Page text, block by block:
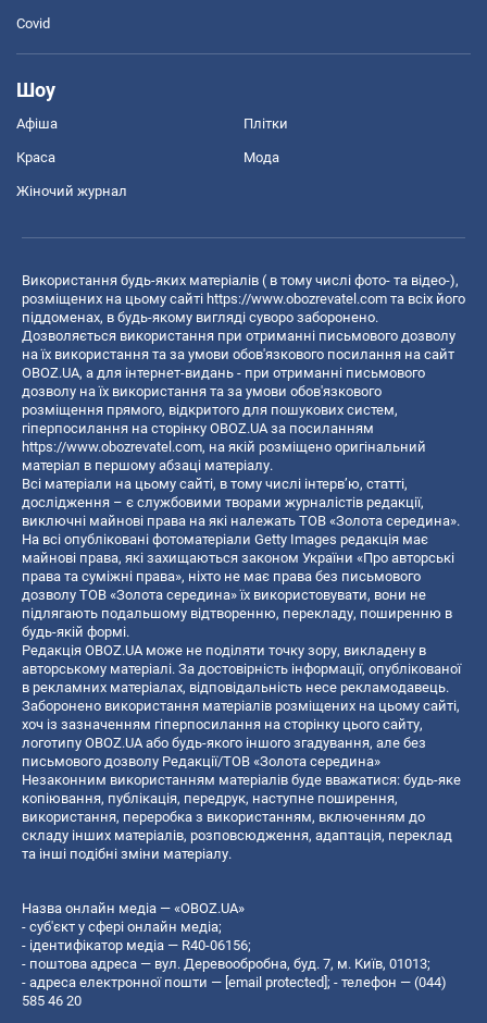
Covid
Шоу
Афіша Плітки
Краса Мода
Жіночий журнал
Використання будь-яких матеріалів ( в тому числі фото- та відео-),
розміщених на цьому сайті https://www.obozrevatel.com та всіх його
піддоменах, в будь-якому вигляді суворо заборонено.
Дозволяється використання при отриманні письмового дозволу
на їх використання та за умови обов'язкового посилання на сайт
OBOZ.UA, а для інтернет-видань - при отриманні письмового
дозволу на їх використання та за умови обов'язкового
розміщення прямого, відкритого для пошукових систем,
гіперпосилання на сторінку OBOZ.UA за посиланням
https://www.obozrevatel.com, на якій розміщено оригінальний
матеріал в першому абзаці матеріалу.
Всі матеріали на цьому сайті, в тому числі інтерв’ю, статті,
дослідження – є службовими творами журналістів редакції,
виключні майнові права на які належать ТОВ «Золота середина».
На всі опубліковані фотоматеріали Getty Images редакція має
майнові права, які захищаються законом України «Про авторські
права та суміжні права», ніхто не має права без письмового
дозволу ТОВ «Золота середина» їх використовувати, вони не
підлягають подальшому відтворенню, перекладу, поширенню в
будь-якій формі.
Редакція OBOZ.UA може не поділяти точку зору, викладену в
авторському матеріалі. За достовірність інформації, опублікованої
в рекламних матеріалах, відповідальність несе рекламодавець.
Заборонено використання матеріалів розміщених на цьому сайті,
хоч із зазначенням гіперпосилання на сторінку цього сайту,
логотипу OBOZ.UA або будь-якого іншого згадування, але без
письмового дозволу Редакції/ТОВ «Золота середина»
Незаконним використанням матеріалів буде вважатися: будь-яке
копiювання, публiкацiя, передрук, наступне поширення,
використання, переробка з використанням, включенням до
складу інших матеріалів, розповсюдження, адаптація, переклад
та інші подібні зміни матеріалу.
Назва онлайн медіа — «OBOZ.UA»
- суб'єкт у сфері онлайн медіа;
- ідентифікатор медіа — R40-06156;
- поштова адреса — вул. Деревообробна, буд. 7, м. Київ, 01013;
- адреса електронної пошти — [email protected] ; - телефон — (044)
585 46 20